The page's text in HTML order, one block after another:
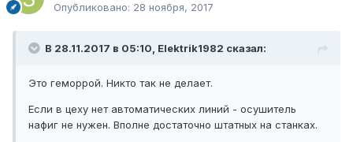
Опубликовано: 28 ноября, 2017
В 28.11.2017 в 05:10, Elektrik1982 сказал:
Это геморрой. Никто так не делает.
Если в цеху нет автоматических линий - осушитель
нафиг не нужен. Вполне достаточно штатных на станках.